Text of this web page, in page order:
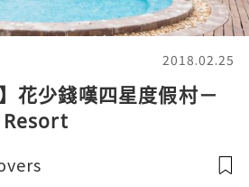
2018.02.25
花少錢嘆四星度假村－